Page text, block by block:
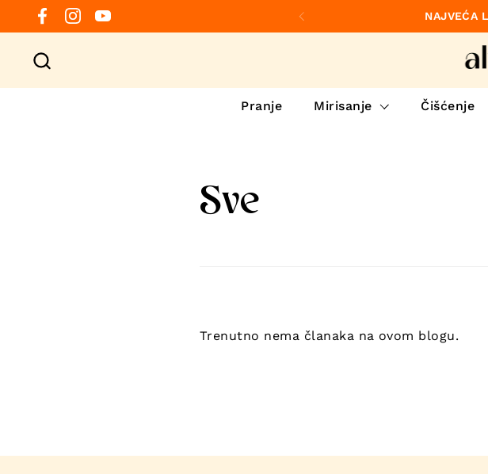
Preskoči na sadržaj
Facebook
Instagram
YouTube Prethodno
NAJVEĆA
Pranje Mirisanje Čišćenje
Sve
Trenutno nema članaka na ovom blogu.